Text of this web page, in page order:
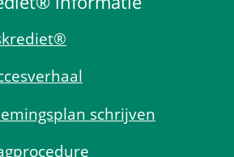
schrijven